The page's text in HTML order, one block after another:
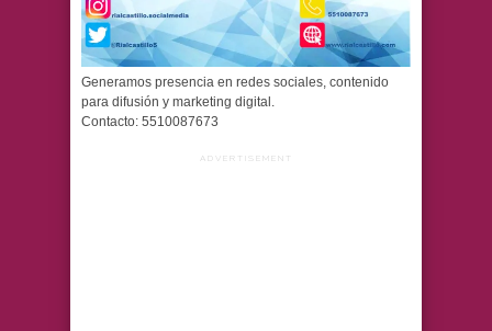
Generamos presencia en redes sociales, contenido
para difusión y marketing digital.
Contacto: 5510087673
ADVERTISEMENT